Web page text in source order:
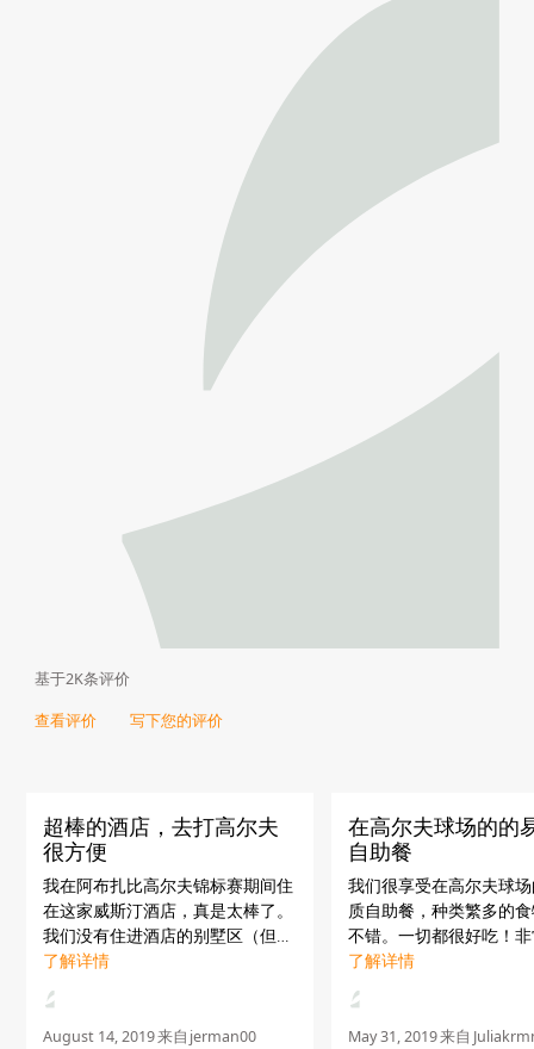
基于2K条评价
查看评价 写下您的评价
超棒的酒店，去打高尔夫
很方便
我在阿布扎比高尔夫锦标赛期间住
在这家威斯汀酒店，真是太棒了。
我们没有住进酒店的别墅区（但我
们的朋友住了，说那边的房间非常
完美，完全在意料之外，很惊
喜），但我们的房间也很棒，可以
看到高尔夫练习场。房间设...
了解详情
August 14, 2019来自 jerman00
在高尔夫球场的的
自助餐
我们很享受在高尔夫球
质自助餐，种类繁多的
不错。一切都很好吃！
个地方，员工都很友好
谢安撒，他在酒店门口
们，感觉很热情。
了解详情
May 31, 2019来自